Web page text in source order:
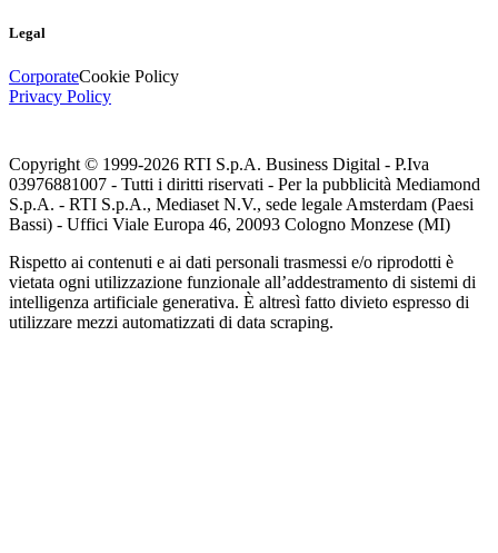
Legal
CorporateCookie Policy
Privacy Policy
Copyright © 1999-2026 RTI S.p.A. Business Digital - P.Iva
03976881007 - Tutti i diritti riservati - Per la pubblicità Mediamond
S.p.A. - RTI S.p.A., Mediaset N.V., sede legale Amsterdam (Paesi
Bassi) - Uffici Viale Europa 46, 20093 Cologno Monzese (MI)
Rispetto ai contenuti e ai dati personali trasmessi e/o riprodotti è
vietata ogni utilizzazione funzionale all’addestramento di sistemi di
intelligenza artificiale generativa. È altresì fatto divieto espresso di
utilizzare mezzi automatizzati di data scraping.